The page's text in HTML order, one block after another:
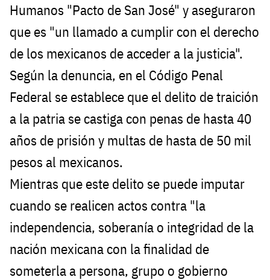
Humanos "Pacto de San José" y aseguraron
que es "un llamado a cumplir con el derecho
de los mexicanos de acceder a la justicia".
Según la denuncia, en el Código Penal
Federal se establece que el delito de traición
a la patria se castiga con penas de hasta 40
años de prisión y multas de hasta de 50 mil
pesos al mexicanos.
Mientras que este delito se puede imputar
cuando se realicen actos contra "la
independencia, soberanía o integridad de la
nación mexicana con la finalidad de
someterla a persona, grupo o gobierno